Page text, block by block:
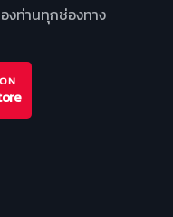
งท่านทุกช่องทาง